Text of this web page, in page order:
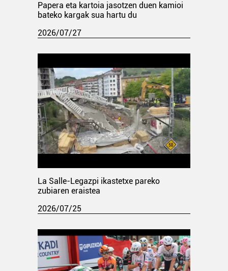
Papera eta kartoia jasotzen duen kamioi
bateko kargak sua hartu du
2026/07/27
La Salle-Legazpi ikastetxe pareko
zubiaren eraistea
2026/07/25